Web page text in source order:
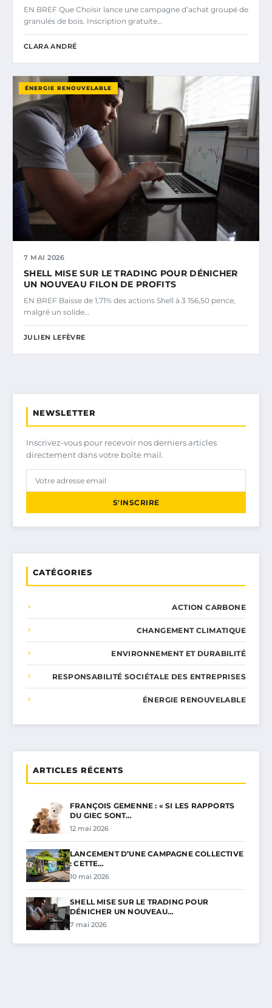
EN BREF Que Choisir lance une campagne d’achat groupé de
granulés de bois. Inscription gratuite…
CLARA ANDRÉ
ÉNERGIE RENOUVELABLE
7 MAI 2026
SHELL MISE SUR LE TRADING POUR DÉNICHER
UN NOUVEAU FILON DE PROFITS
EN BREF Baisse de 1,71% des actions Shell à 3 156,50 pence,
malgré un solide…
JULIEN LEFÈVRE
NEWSLETTER
Inscrivez-vous pour recevoir nos derniers articles
directement dans votre boîte mail.
S'INSCRIRE
CATÉGORIES
ACTION CARBONE
CHANGEMENT CLIMATIQUE
ENVIRONNEMENT ET DURABILITÉ
RESPONSABILITÉ SOCIÉTALE DES ENTREPRISES
ÉNERGIE RENOUVELABLE
ARTICLES RÉCENTS
FRANÇOIS GEMENNE : « SI LES RAPPORTS
DU GIEC SONT…
12 mai 2026
LANCEMENT D’UNE CAMPAGNE COLLECTIVE
: CETTE…
10 mai 2026
SHELL MISE SUR LE TRADING POUR
DÉNICHER UN NOUVEAU…
7 mai 2026